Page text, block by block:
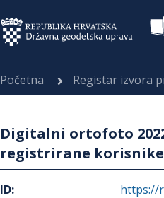
Početna Registar izvora
Digitalni ortofoto
registrirane korisnike
ID:
https://